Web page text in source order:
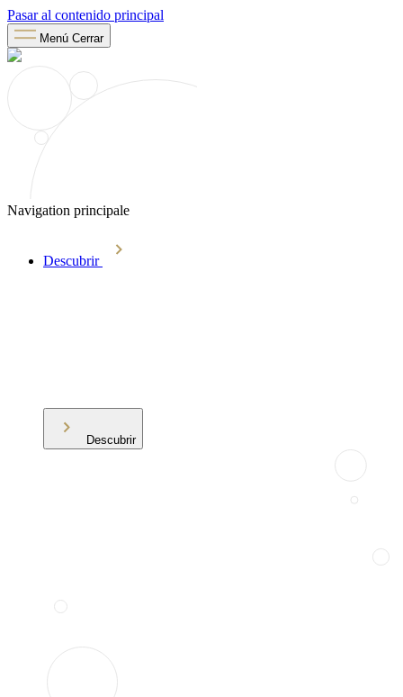
Pasar al contenido principal
Menú Cerrar
Navigation principale
Descubrir
Descubrir